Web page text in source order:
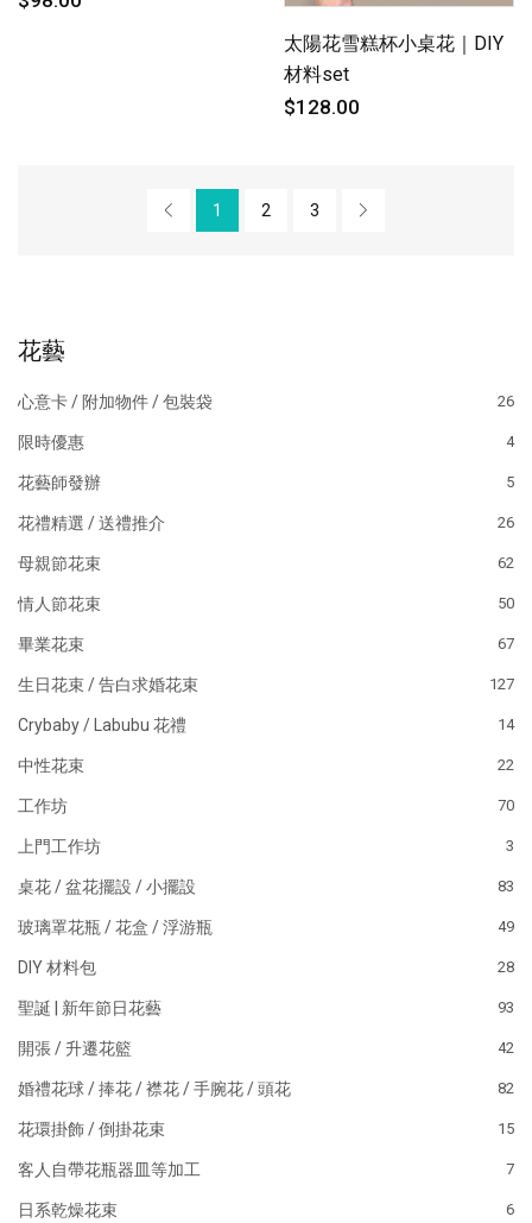
花藝
心意卡 / 附加物件 / 包裝袋 26
限時優惠 4
花藝師發辦 5
花禮精選 / 送禮推介 26
母親節花束 62
情人節花束 50
畢業花束 67
生日花束 / 告白求婚花束 127
Crybaby / Labubu 花禮 14
中性花束 22
工作坊 70
上門工作坊 3
桌花 / 盆花擺設 / 小擺設 83
玻璃罩花瓶 / 花盒 / 浮游瓶 49
DIY 材料包 28
聖誕 | 新年節日花藝 93
開張 / 升遷花籃 42
婚禮花球 / 捧花 / 襟花 / 手腕花 / 頭花 82
花環掛飾 / 倒掛花束 15
客人自帶花瓶器皿等加工 7
日系乾燥花束 6
太陽花雪糕杯小桌花｜DIY
材料set
$128.00
1 2 3